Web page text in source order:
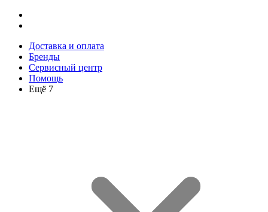
Доставка и оплата
Бренды
Сервисный центр
Помощь
Ещё 7